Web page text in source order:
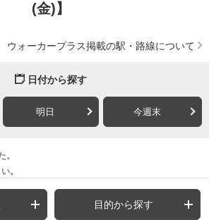
(金)】
ウォーカープラス掲載の駅・路線について
日付から探す
明日 今週末
。
。
目的から探す